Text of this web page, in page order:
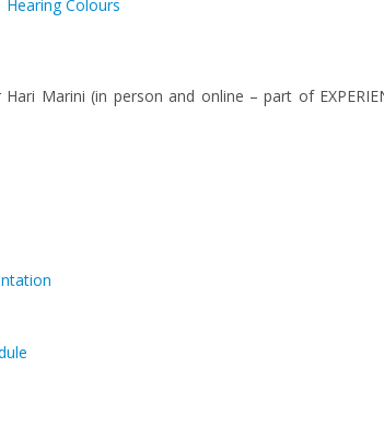
Colours
Marini (in person and online – part of